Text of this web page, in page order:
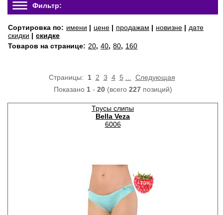
Фильтр:
Сортировка по: имени | цене | продажам | новизне | дате
скидки | скидке
Товаров на странице: 20, 40, 80, 160
Страницы: 1 2 3 4 5
Следующая
Показано 1- 20(всего 227позиций)
Трусы слипы
Bella Veza
6006
−70%